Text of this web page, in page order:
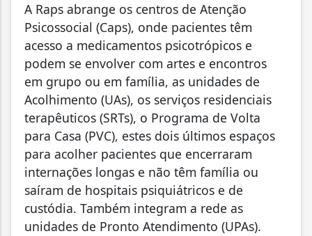
A Raps abrange os centros de Atenção
Psicossocial (Caps), onde pacientes têm
acesso a medicamentos psicotrópicos e
podem se envolver com artes e encontros
em grupo ou em família, as unidades de
Acolhimento (UAs), os serviços residenciais
terapêuticos (SRTs), o Programa de Volta
para Casa (PVC), estes dois últimos espaços
para acolher pacientes que encerraram
internações longas e não têm família ou
saíram de hospitais psiquiátricos e de
custódia. Também integram a rede as
unidades de Pronto Atendimento (UPAs).